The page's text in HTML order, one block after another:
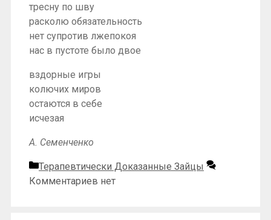
тресну по шву
расколю обязательность
нет супротив лжепокоя
нас в пустоте было двое
вздорные игры
колючих миров
остаются в себе
исчезая
А. Семенченко
Рубрики
Терапевтически Доказанные Зайцы
Комментариев нет